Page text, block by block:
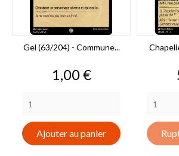
Gel (63/204) - Commune...
Prix
1,00 €
Ajouter au panier